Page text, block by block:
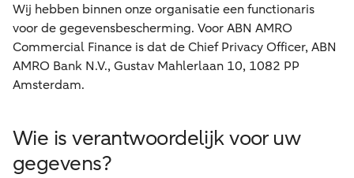
Wij hebben binnen onze organisatie een functionaris
voor de gegevensbescherming. Voor ABN AMRO
Commercial Finance is dat de Chief Privacy Officer, ABN
AMRO Bank N.V., Gustav Mahlerlaan 10, 1082 PP
Amsterdam.
Wie is verantwoordelijk voor uw
gegevens?